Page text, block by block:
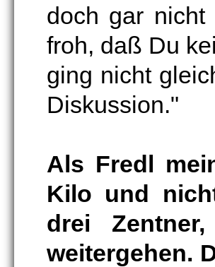
doch gar
froh, daß Du
ging nicht
Diskussion."
Als Fredl
Kilo und
drei
weitergehen.